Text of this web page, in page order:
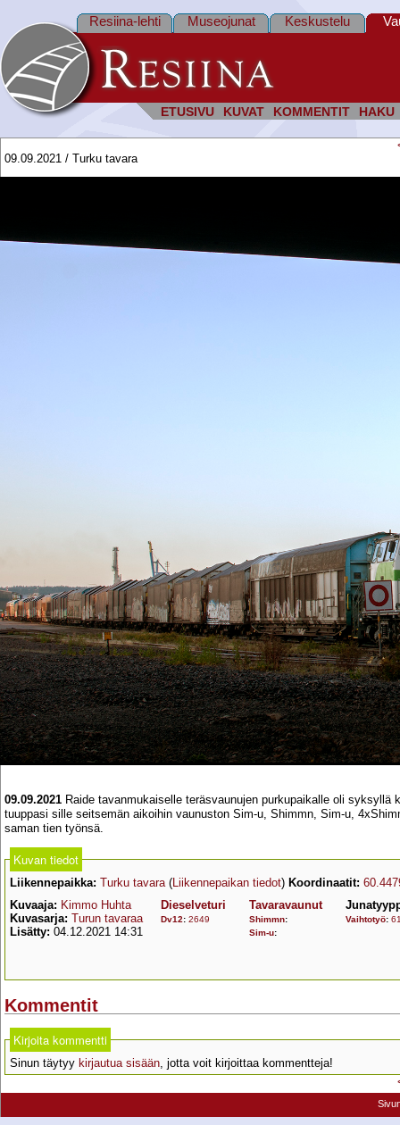
ETUSIVU KUVAT KOMMENTIT HAKU
Resiina-lehti Museojunat Keskustelu
09.09.2021 / Turku tavara
09.09.2021 Raide tavanmukaiselle teräsvaunujen purkupaikalle oli
tuuppasi sille seitsemän aikoihin vaunuston Sim-u, Shimmn, Sim-u,
saman tien työnsä.
Kuvan tiedot
Liikennepaikka: Turku tavara(Liikennepaikan tiedot) Koordinaatit:
Kuvaaja: Kimmo Huhta
Kuvasarja: Turun tavaraa
Lisätty: 04.12.2021 14:31
Dieselveturi
Dv12: 2649
Tavaravaunut
Shimmn:
Sim-u:
Vaihtotyö:
Kommentit
Kirjoita kommentti
Sinun täytyy kirjautua sisään , jotta voit kirjoittaa kommentteja!